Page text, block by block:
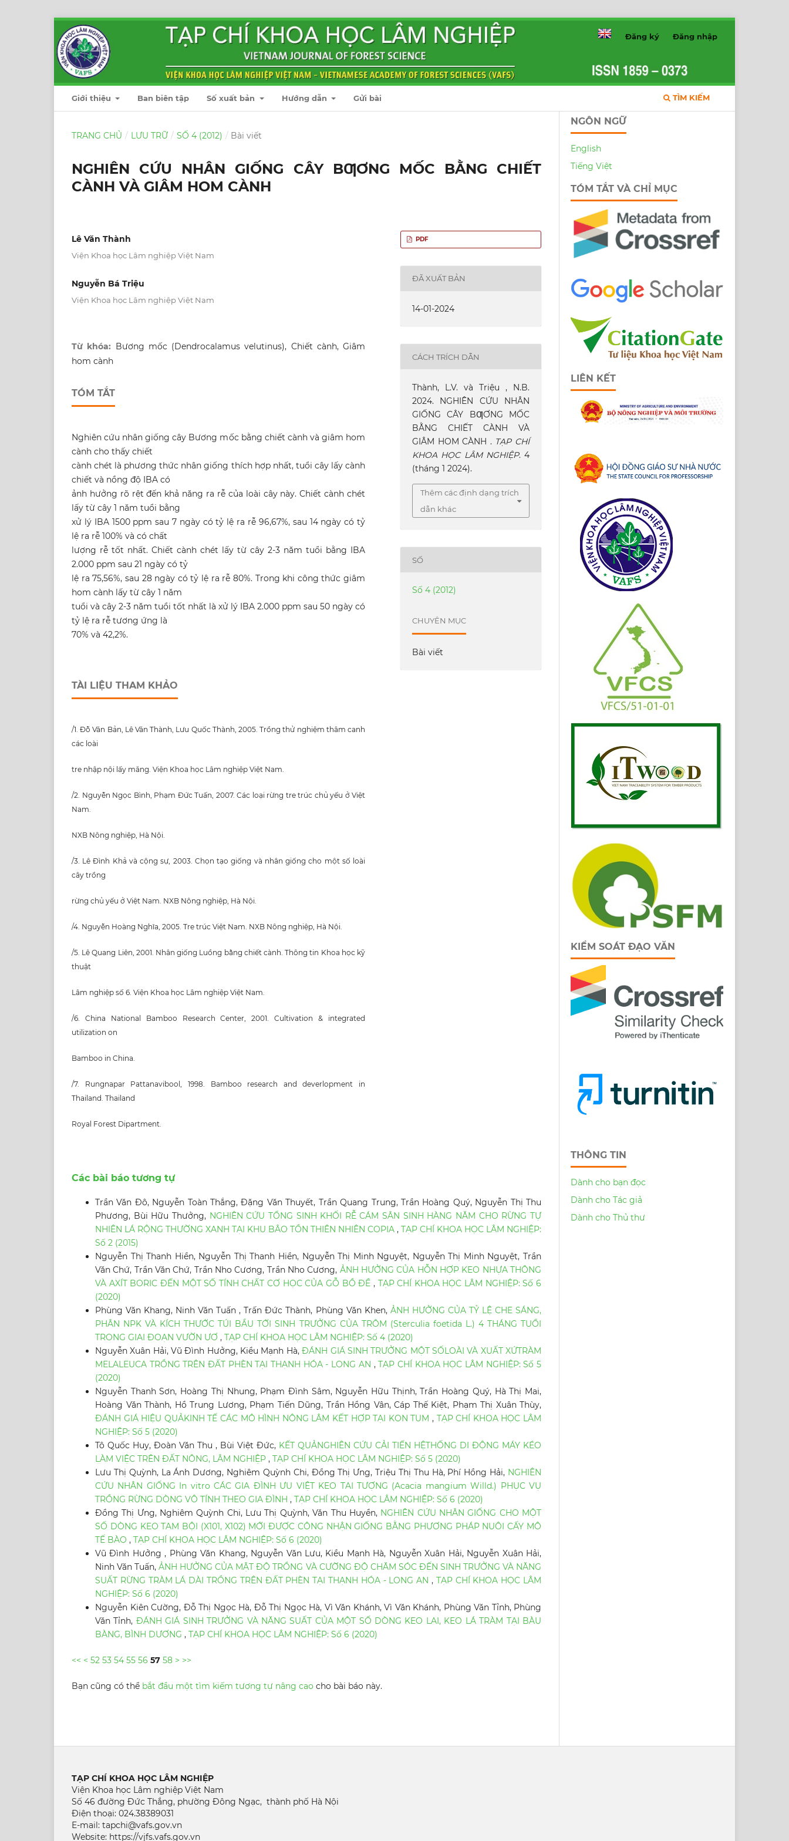
Giới thiệu Ban biên tập Số xuất bản Hướng dẫn Gửi bài TÌM KIẾM
Đăng ký Đăng nhập
TRANG CHỦ / LƯU TRỮ / SỐ 4 (2012) / Bài viết
NGHIÊN CỨU NHÂN GIỐNG CÂY BƢƠNG MỐC BẰNG CHIẾT
CÀNH VÀ GIÂM HOM CÀNH
Lê Văn Thành
Viện Khoa học Lâm nghiệp Việt Nam
Nguyễn Bá Triệu
Viện Khoa học Lâm nghiệp Việt Nam
Từ khóa: Bương mốc (Dendrocalamus velutinus), Chiết cành, Giâm
hom cành
TÓM TẮT
Nghiên cứu nhân giống cây Bương mốc bằng chiết cành và giâm hom
cành cho thấy chiết
cành chét là phương thức nhân giống thích hợp nhất, tuổi cây lấy cành
chiết và nồng độ IBA có
ảnh hưởng rõ rệt đến khả năng ra rễ của loài cây này. Chiết cành chét
lấy từ cây 1 năm tuổi bằng
xử lý IBA 1500 ppm sau 7 ngày có tỷ lệ ra rễ 96,67%, sau 14 ngày có tỷ
lệ ra rễ 100% và có chất
lượng rễ tốt nhất. Chiết cành chét lấy từ cây 2-3 năm tuổi bằng IBA
2.000 ppm sau 21 ngày có tỷ
lệ ra 75,56%, sau 28 ngày có tỷ lệ ra rễ 80%. Trong khi công thức giâm
hom cành lấy từ cây 1 năm
tuổi và cây 2-3 năm tuổi tốt nhất là xử lý IBA 2.000 ppm sau 50 ngày có
tỷ lệ ra rễ tương ứng là
70% và 42,2%.
TÀI LIỆU THAM KHẢO
/1. Đỗ Văn Bản, Lê Văn Thành, Lưu Quốc Thành, 2005. Trồng thử nghiệm thâm canh
các loài
tre nhập nội lấy măng. Viện Khoa học Lâm nghiệp Việt Nam.
/2. Nguyễn Ngọc Bình, Phạm Đức Tuấn, 2007. Các loại rừng tre trúc chủ yếu ở Việt
Nam.
NXB Nông nghiệp, Hà Nội.
/3. Lê Đình Khả và cộng sự, 2003. Chọn tạo giống và nhân giống cho một số loài
cây trồng
rừng chủ yếu ở Việt Nam. NXB Nông nghiệp, Hà Nội.
/4. Nguyễn Hoàng Nghĩa, 2005. Tre trúc Việt Nam. NXB Nông nghiệp, Hà Nội.
/5. Lê Quang Liên, 2001. Nhân giống Luồng bằng chiết cành. Thông tin Khoa học kỹ
thuật
Lâm nghiệp số 6. Viện Khoa học Lâm nghiệp Việt Nam.
/6. China National Bamboo Research Center, 2001. Cultivation & integrated
utilization on
Bamboo in China.
/7. Rungnapar Pattanavibool, 1998. Bamboo research and deverlopment in
Thailand. Thailand
Royal Forest Dipartment.
PDF
ĐÃ XUẤT BẢN
14-01-2024
CÁCH TRÍCH DẪN
Thành, L.V. và Triệu , N.B.
2024. NGHIÊN CỨU NHÂN
GIỐNG CÂY BƢƠNG MỐC
BẰNG CHIẾT CÀNH VÀ
GIÂM HOM CÀNH . TẠP CHÍ
KHOA HỌC LÂM NGHIỆP. 4
(tháng 1 2024).
Thêm các định dạng trích
dẫn khác
SỐ
Số 4 (2012)
CHUYÊN MỤC
Bài viết
Các bài báo tương tự
Trần Văn Đô, Nguyễn Toàn Thắng, Đặng Văn Thuyết, Trần Quang Trung, Trần Hoàng Quý, Nguyễn Thị Thu
Phương, Bùi Hữu Thưởng, NGHIÊN CỨU TỔNG SINH KHỐI RỄ CÁM SÂN SINH HÀNG NĂM CHO RỪNG TỰ
NHIÊN LÁ RỘNG THƯỜNG XANH TẠI KHU BÂO TỒN THIÊN NHIÊN COPIA , TẠP CHÍ KHOA HỌC LÂM NGHIỆP:
Số 2 (2015)
Nguyễn Thị Thanh Hiền, Nguyễn Thị Thanh Hiền, Nguyễn Thị Minh Nguyệt, Nguyễn Thị Minh Nguyệt, Trần
Văn Chứ, Trần Văn Chứ, Trần Nho Cương, Trần Nho Cương, ẢNH HƯỞNG CỦA HỖN HỢP KEO NHỰA THÔNG
VÀ AXÍT BORIC ĐẾN MỘT SỐ TÍNH CHẤT CƠ HỌC CỦA GỖ BỒ ĐỀ , TẠP CHÍ KHOA HỌC LÂM NGHIỆP: Số 6
(2020)
Phùng Văn Khang, Ninh Văn Tuấn , Trấn Đức Thành, Phùng Văn Khen, ẢNH HƯỞNG CỦA TỶ LỆ CHE SÁNG,
PHÂN NPK VÀ KÍCH THƯỚC TÚI BẦU TỚI SINH TRƯỞNG CỦA TRÔM (Sterculia foetida L.) 4 THÁNG TUỔI
TRONG GIAI ĐOẠN VƯỜN ƯƠ , TẠP CHÍ KHOA HỌC LÂM NGHIỆP: Số 4 (2020)
Nguyễn Xuân Hải, Vũ Đình Hưởng, Kiều Mạnh Hà,ĐÁNH GIÁ SINH TRƯỞNG MỘT SỐLOÀI VÀ XUẤT XỨTRÀM
MELALEUCA TRỒNG TRÊN ĐẤT PHÈN TẠI THẠNH HÓA - LONG AN ,TẠP CHÍ KHOA HỌC LÂM NGHIỆP: Số 5
(2020)
Nguyễn Thanh Sơn, Hoàng Thị Nhung, Phạm Đình Sâm, Nguyễn Hữu Thịnh, Trần Hoàng Quý, Hà Thị Mai,
Hoàng Văn Thành, Hồ Trung Lương, Phạm Tiến Dũng, Trần Hồng Vân, Cáp Thế Kiệt, Phạm Thị Xuân Thùy,
ĐÁNH GIÁ HIỆU QUẢKINH TẾ CÁC MÔ HÌNH NÔNG LÂM KẾT HỢP TẠI KON TUM , TẠP CHÍ KHOA HỌC LÂM
NGHIỆP: Số 5 (2020)
Tô Quốc Huy, Đoàn Văn Thu , Bùi Việt Đức, KẾT QUẢNGHIÊN CỨU CẢI TIẾN HỆTHỐNG DI ĐỘNG MÁY KÉO
LÀM VIỆC TRÊN ĐẤT NÔNG, LÂM NGHIỆP , TẠP CHÍ KHOA HỌC LÂM NGHIỆP: Số 5 (2020)
Lưu Thị Quỳnh, La Ánh Dương, Nghiêm Quỳnh Chi, Đồng Thị Ưng, Triệu Thị Thu Hà, Phí Hồng Hải, NGHIÊN
CỨU NHÂN GIỐNG In vitro CÁC GIA ĐÌNH ƯU VIỆT KEO TAI TƯỢNG (Acacia mangium Willd.) PHỤC VỤ
TRỒNG RỪNG DÒNG VÔ TÍNH THEO GIA ĐÌNH , TẠP CHÍ KHOA HỌC LÂM NGHIỆP: Số 6 (2020)
Đồng Thị Ưng, Nghiêm Quỳnh Chi, Lưu Thị Quỳnh, Văn Thu Huyền, NGHIÊN CỨU NHÂN GIỐNG CHO MỘT
SỐ DÒNG KEO TAM BỘI (X101, X102) MỚI ĐƯỢC CÔNG NHẬN GIỐNG BẰNG PHƯƠNG PHÁP NUÔI CẤY MÔ
TẾ BÀO , TẠP CHÍ KHOA HỌC LÂM NGHIỆP: Số 6 (2020)
Vũ Đình Hưởng , Phùng Văn Khang, Nguyễn Văn Lưu, Kiều Mạnh Hà, Nguyễn Xuân Hải, Nguyễn Xuân Hải,
Ninh Văn Tuấn,ẢNH HƯỞNG CỦA MẬT ĐỘ TRỒNG VÀ CƯỜNG ĐỘ CHĂM SÓC ĐẾN SINH TRƯỞNG VÀ NĂNG
SUẤT RỪNG TRÀM LÁ DÀI TRỒNG TRÊN ĐẤT PHÈN TẠI THẠNH HÓA - LONG AN , TẠP CHÍ KHOA HỌC LÂM
NGHIỆP: Số 6 (2020)
Nguyễn Kiên Cường, Đỗ Thị Ngọc Hà, Đỗ Thị Ngọc Hà, Vì Văn Khánh, Vì Văn Khánh, Phùng Văn Tỉnh, Phùng
Văn Tỉnh, ĐÁNH GIÁ SINH TRƯỞNG VÀ NĂNG SUẤT CỦA MỘT SỐ DÒNG KEO LAI, KEO LÁ TRÀM TẠI BÀU
BÀNG, BÌNH DƯƠNG , TẠP CHÍ KHOA HỌC LÂM NGHIỆP: Số 6 (2020)
<< < 52 53 54 55 56 57 58 > >>
Bạn cũng có thể bắt đầu một tìm kiếm tương tự nâng cao cho bài báo này.
NGÔN NGỮ
English
Tiếng Việt
TÓM TẮT VÀ CHỈ MỤC
LIÊN KẾT
KIỂM SOÁT ĐẠO VĂN
THÔNG TIN
Dành cho bạn đọc
Dành cho Tác giả
Dành cho Thủ thư
TẠP CHÍ KHOA HỌC LÂM NGHIỆP
Viện Khoa học Lâm nghiệp Việt Nam
Số 46 đường Đức Thắng, phường Đông Ngạc, thành phố Hà Nội
Điện thoại: 024.38389031
E-mail: tapchi@vafs.gov.vn
Website: https://vjfs.vafs.gov.vn